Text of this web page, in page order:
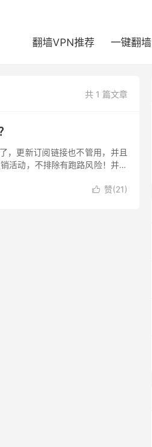
翻墙VPN推荐 一键翻墙
共 1 篇文章
，更新订阅链接也不管用，并且
活动，不排除有跑路风险！并且
 赞(21)